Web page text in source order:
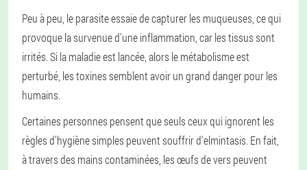
Peu à peu, le parasite essaie de capturer les muqueuses, ce qui
provoque la survenue d'une inflammation, car les tissus sont
irrités. Si la maladie est lancée, alors le métabolisme est
perturbé, les toxines semblent avoir un grand danger pour les
humains.
Certaines personnes pensent que seuls ceux qui ignorent les
règles d'hygiène simples peuvent souffrir d'elmintasis. En fait,
à travers des mains contaminées, les œufs de vers peuvent